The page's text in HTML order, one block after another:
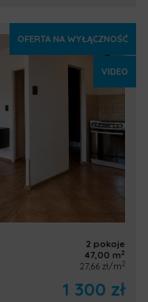
OFERTA NA WYŁĄCZNOŚĆ
VIDEO
2 pokoje
47,00 m2
27,66 zł/m2
1 300 zł